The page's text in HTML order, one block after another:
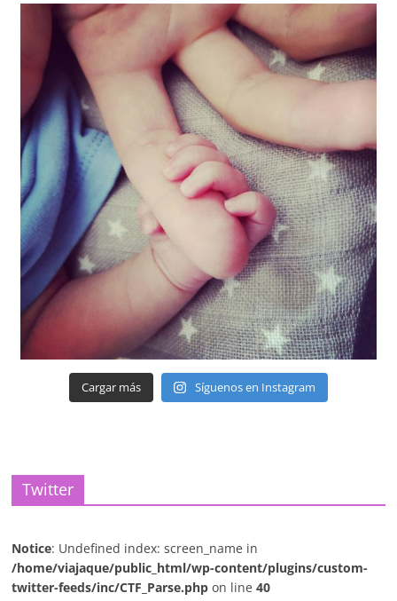
Cargar más Síguenos en Instagram
Twitter
Notice: Undefined index: screen_name in
/home/viajaque/public_html/wp-content/plugins/custom-
twitter-feeds/inc/CTF_Parse.php on line40